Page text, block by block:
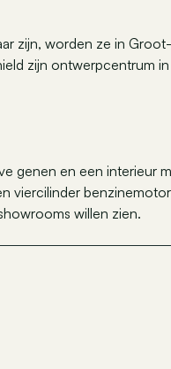
zijn, worden ze in
zijn ontwerpcentrum
genen en een interieur
viercilinder
willen zien.